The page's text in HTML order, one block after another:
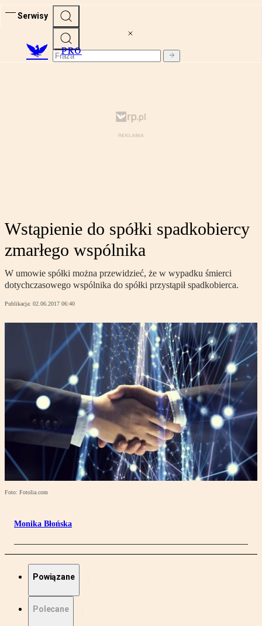
Serwisy
PRO
Wstąpienie do spółki spadkobiercy
zmarłego wspólnika
W umowie spółki można przewidzieć, że w wypadku śmierci
dotychczasowego wspólnika do spółki przystąpił spadkobierca.
Publikacja: 02.06.2017 06:40
Foto: Fotolia.com
Monika Błońska
Powiązane
Polecane